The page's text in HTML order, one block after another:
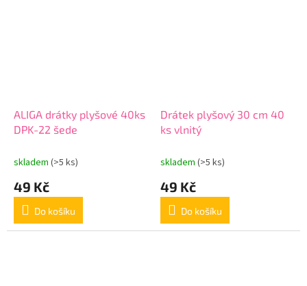
ALIGA drátky plyšové 40ks
DPK-22 šede
skladem (>5 ks)
49 Kč
Do košíku
Drátek plyšový 30 cm 40
ks vlnitý
skladem (>5 ks)
49 Kč
Do košíku